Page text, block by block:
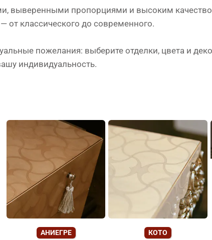
выверенными пропорциями и высоким
— от классического до современного.
пожелания: выберите отделки, цвета и
индивидуальность.
АНИЕГРЕ КОТО